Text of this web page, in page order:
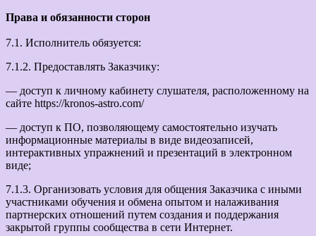
Права и обязанности сторон
7.1. Исполнитель обязуется:
7.1.2. Предоставлять Заказчику:
— доступ к личному кабинету слушателя, расположенному на
сайте https://kronos-astro.com/
— доступ к ПО, позволяющему самостоятельно изучать
информационные материалы в виде видеозаписей,
интерактивных упражнений и презентаций в электронном
виде;
7.1.3. Организовать условия для общения Заказчика с иными
участниками обучения и обмена опытом и налаживания
партнерских отношений путем создания и поддержания
закрытой группы сообщества в сети Интернет.